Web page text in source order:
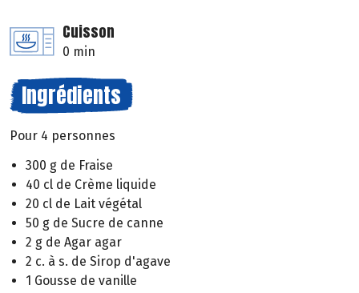
Cuisson
0 min
Ingrédients
Pour 4 personnes
300 g de Fraise
40 cl de Crème liquide
20 cl de Lait végétal
50 g de Sucre de canne
2 g de Agar agar
2 c. à s. de Sirop d'agave
1 Gousse de vanille